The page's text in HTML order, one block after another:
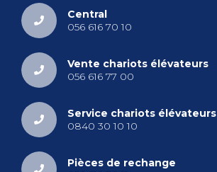
Cen­tral
056 616 70 10
Vente cha­riots élé­va­teurs
056 616 77 00
Ser­vice cha­riots élé­va­teurs
0840 30 10 10
Pièces de rechange